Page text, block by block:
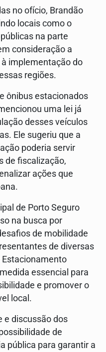
no ofício, Brandão
locais como o
na parte
consideração a
implementação do
regiões.
ônibus estacionados
uma lei já
desses veículos
Ele sugeriu que a
poderia servir
de fiscalização,
ações que
de Porto Seguro
na busca por
de mobilidade
de diversas
Estacionamento
essencial para
e promover o
local.
e discussão dos
de
pública para garantir a